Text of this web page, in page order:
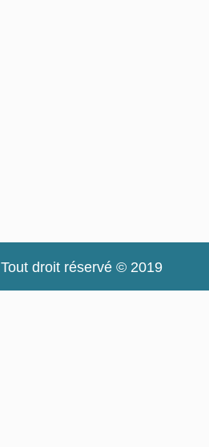
Tout droit réservé © 2019